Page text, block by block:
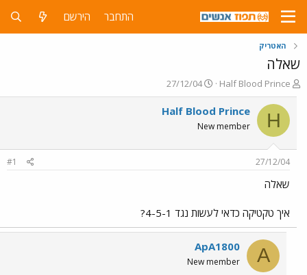
התחבר הירשם
האטריק
שאלה
פ
ו
ת
ח
ה
ש
א
Half Blood Prince
פ
ו
ר
ם
27/12/04
H
Half Blood Prince
New member
27/12/04
#1
שאלה
איך טקטיקה כדאי לעשות נגד 4-5-1?
A
ApA1800
New member